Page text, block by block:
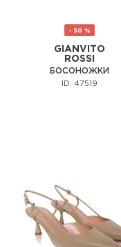
- 30 %
GIANVITO
ROSSI
БОСОНОЖКИ
ID: 47519